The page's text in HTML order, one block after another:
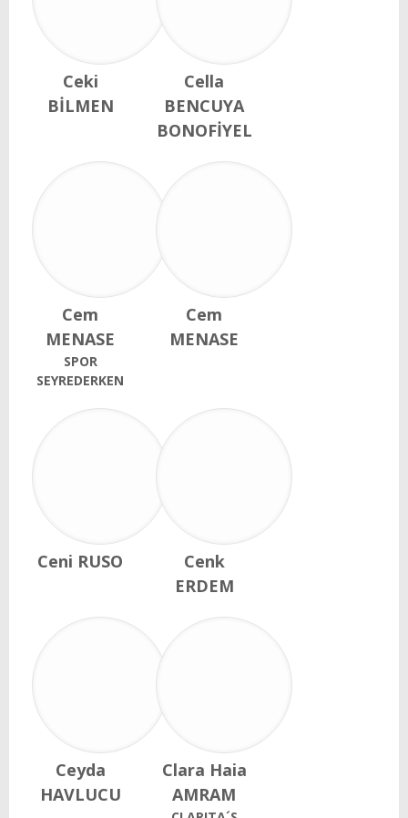
Ceki
BİLMEN
Cella
BENCUYA
BONOFİYEL
Cem
MENASE
SPOR
SEYREDERKEN
Cem
MENASE
Ceni RUSO
Cenk
ERDEM
Ceyda
HAVLUCU
Clara Haia
AMRAM